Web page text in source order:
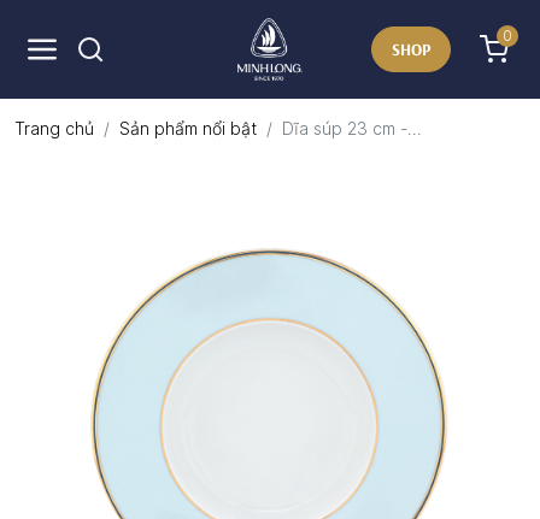
SHOP
0
Trang chủ Sản phẩm nổi bật Dĩa súp 23 cm -...